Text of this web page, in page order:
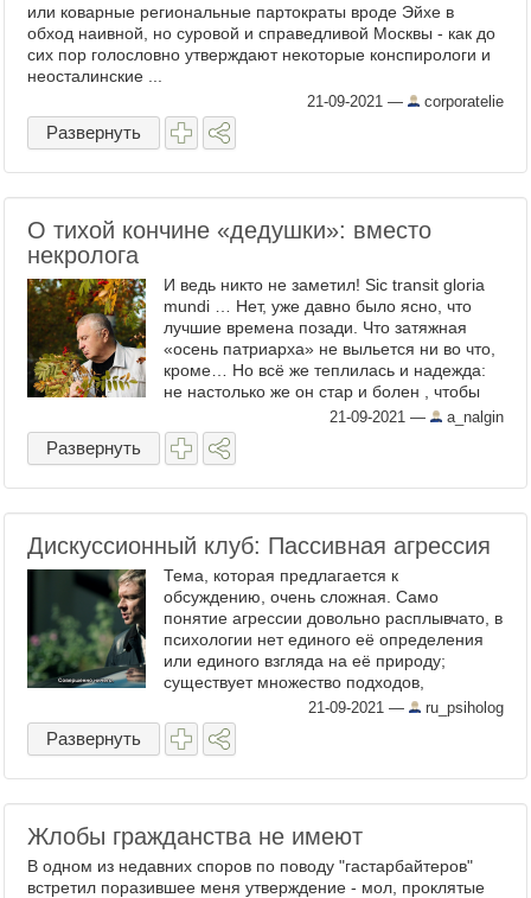
или коварные региональные партократы вроде Эйхе в
обход наивной, но суровой и справедливой Москвы - как до
сих пор голословно утверждают некоторые конспирологи и
неосталинские ...
21-09-2021 — corporatelie
Развернуть
О тихой кончине «дедушки»: вместо
некролога
И ведь никто не заметил! Sic transit gloria
mundi … Нет, уже давно было ясно, что
лучшие времена позади. Что затяжная
«осень патриарха» не выльется ни во что,
кроме… Но всё же теплилась и надежда:
не настолько же он стар и болен , чтобы
именно вот так – тихо и незаметно. Р-р-раз
– И ...
21-09-2021 — a_nalgin
Развернуть
Дискуссионный клуб: Пассивная агрессия
Тема, которая предлагается к
обсуждению, очень сложная. Само
понятие агрессии довольно расплывчато, в
психологии нет единого её определения
или единого взгляда на её природу;
существует множество подходов,
рассматривающих это явление с разных
сторон. Если попытаться дать наиболее ...
21-09-2021 — ru_psiholog
Развернуть
Жлобы гражданства не имеют
В одном из недавних споров по поводу "гастарбайтеров"
встретил поразившее меня утверждение - мол, проклятые